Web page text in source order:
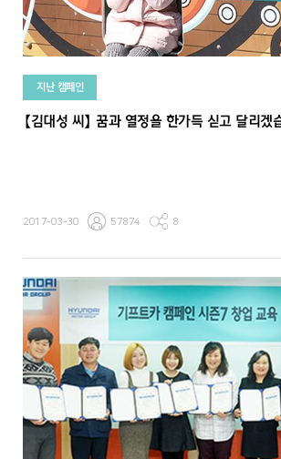
지난 캠페인
【김대성 씨】 꿈과 열정을 한가득 싣고 달리겠
2017-03-30 57874 8